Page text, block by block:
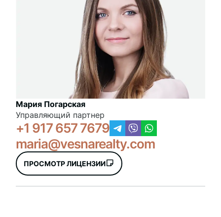
Мария Погарская
Управляющий партнер
+1 917 657 7679
maria@vesnarealty.com
ПРОСМОТР ЛИЦЕНЗИИ